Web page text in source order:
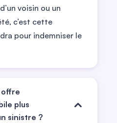
voisin ou un
c’est cette
pour indemniser le
offre
plus
sinistre ?